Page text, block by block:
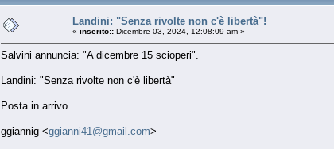
Landini: "Senza rivolte non c'è libertà"!
« inserito:: Dicembre 03, 2024, 12:08:09 am »
Salvini annuncia: "A dicembre 15 scioperi".
Landini: "Senza rivolte non c'è libertà"
Posta in arrivo
ggiannig <ggianni41@gmail.com>